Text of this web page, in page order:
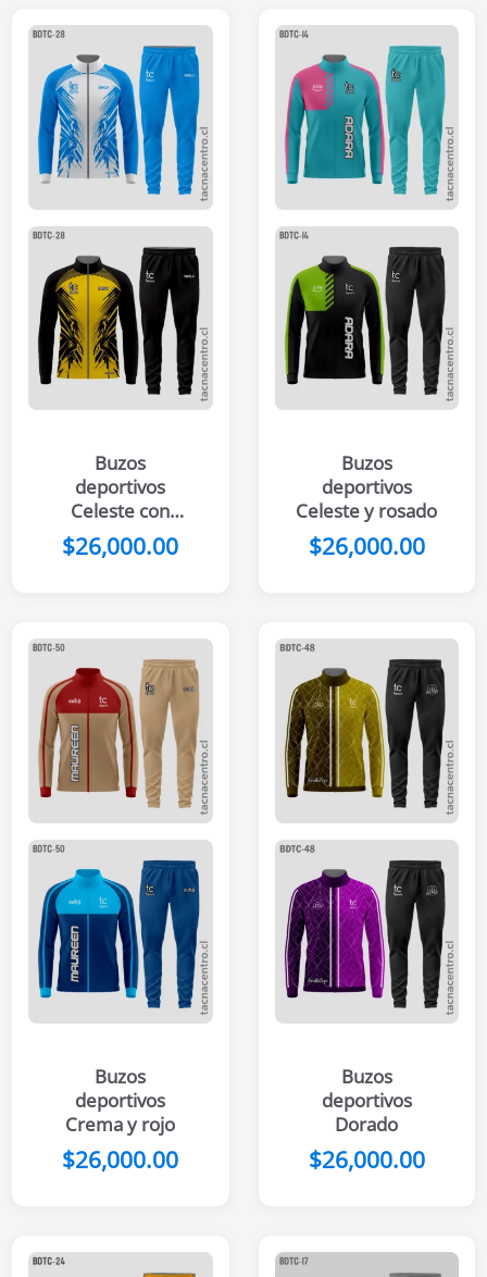
Buzos
deportivos
Celeste con
blanco
$26,000.00
Buzos
deportivos
Celeste y rosado
$26,000.00
Buzos
deportivos
Crema y rojo
$26,000.00
Buzos
deportivos
Dorado
$26,000.00